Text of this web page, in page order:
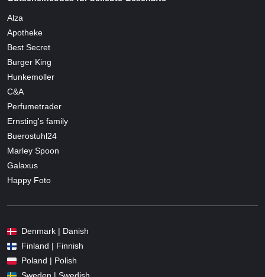
Alza
Apotheke
Best Secret
Burger King
Hunkemoller
C&A
Perfumetrader
Ernsting's family
Buerostuhl24
Marley Spoon
Galaxus
Happy Foto
Denmark | Danish
Finland | Finnish
Poland | Polish